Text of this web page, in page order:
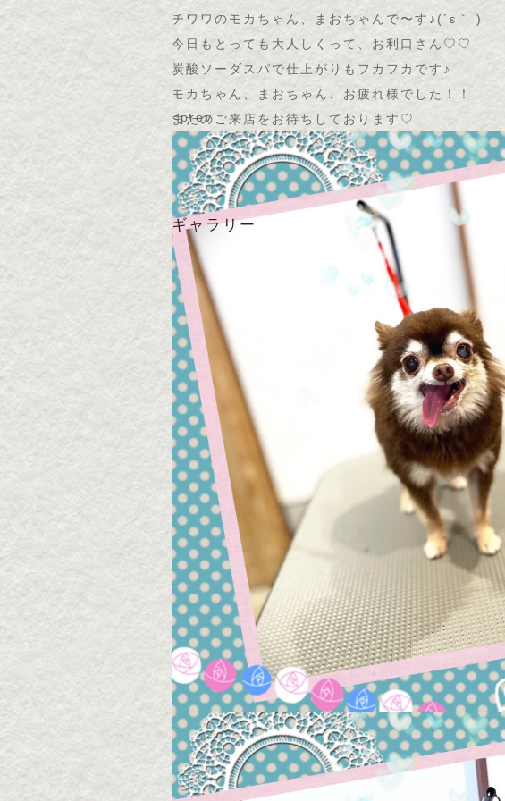
チワワのモカちゃん、まおちゃんで〜す♪(´ε｀ )
今日もとっても大人しくって、お利口さん♡♡
炭酸ソーダスパで仕上がりもフカフカです♪
モカちゃん、まおちゃん、お疲れ様でした！！
またのご来店をお待ちしております♡
<prev
ギャラリー
2026・8・8 チョコちゃ
ん
2026年08月08日
▶続きを読む
2026・8・7 うずらちゃ
2026年08月07日
▶続きを読む
2026・8・6 モカちゃん
2026年08月07日
▶続きを読む
2026・8・6 こふくちゃ
ん
2026年08月07日
▶続きを読む